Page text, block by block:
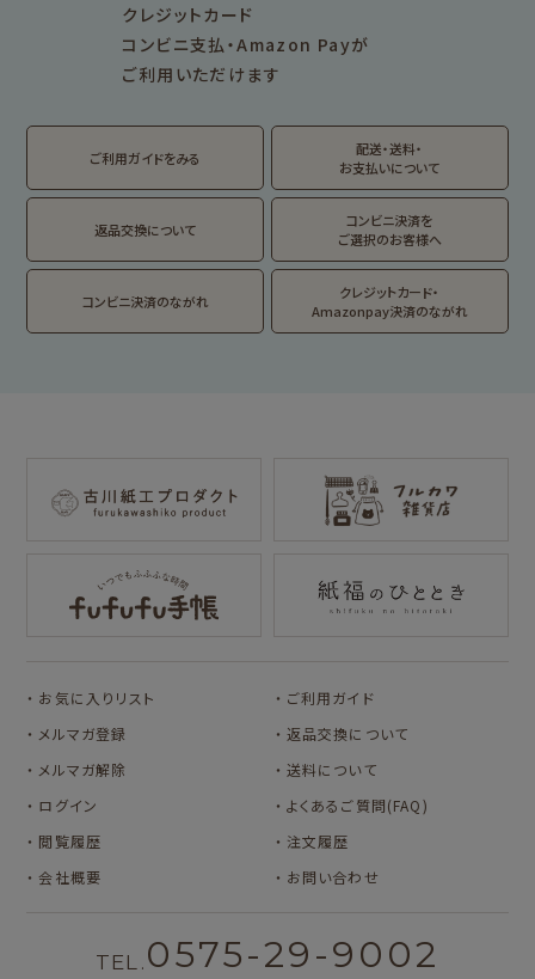
フルカワはんこの商品を見る スタンプパッドの商品を見る
サンリオキャラクタ
ーズ
おやつパーティ
トビマツショウイチ
ロウ
トコロコムギ
アルプスの少女ハイ
ジ
Lipton BEAR'S
カルビーレトロ
サンリオキャラクタ
ーズ
フルーツマーケット
お菓子などうぶつ
工房
キャラクター別
サンリオキャラクタ
ーズ
コラボ別
TEA STAND
翠 sui の商品を見る 結々 yuiyui の商品を見る
クレジットカード
コンビニ支払・Amazon Payが
ご利用いただけます
ご利用ガイドをみる
配送・送料・
お支払いについて
返品交換について
コンビニ決済を
ご選択のお客様へ
コンビニ決済のながれ
クレジットカード・
Amazonpay決済のながれ
お気に入りリスト
メルマガ登録
メルマガ解除
ログイン
ご利用ガイド
返品交換について
送料について
よくあるご質問(FAQ)
閲覧履歴
注文履歴
会社概要
お問い合わせ
TEL. 0575-29-9002